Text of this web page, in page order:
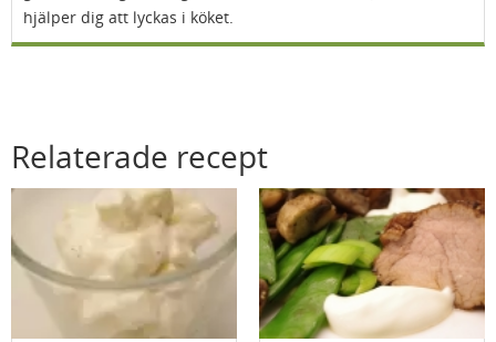
hjälper dig att lyckas i köket.
Relaterade recept